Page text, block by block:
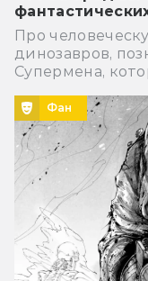
Про
динозавров,
Супермена,
Фан